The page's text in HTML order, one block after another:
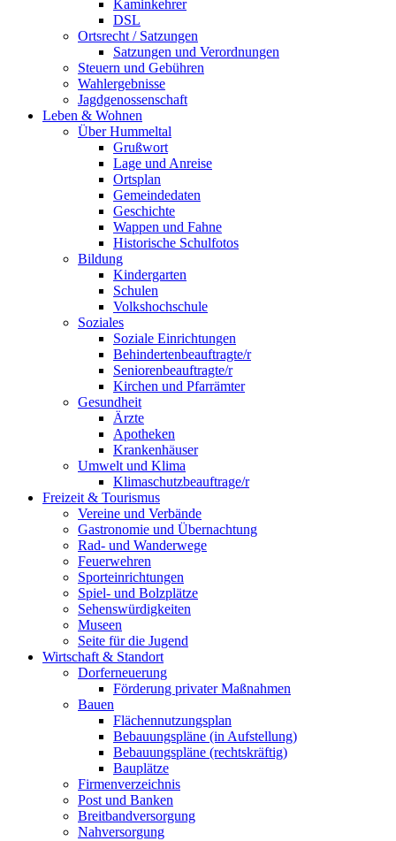
Kaminkehrer
DSL
Ortsrecht / Satzungen
Satzungen und Verordnungen
Steuern und Gebühren
Wahlergebnisse
Jagdgenossenschaft
Leben & Wohnen
Über Hummeltal
Grußwort
Lage und Anreise
Ortsplan
Gemeindedaten
Geschichte
Wappen und Fahne
Historische Schulfotos
Bildung
Kindergarten
Schulen
Volkshochschule
Soziales
Soziale Einrichtungen
Behindertenbeauftragte/r
Seniorenbeauftragte/r
Kirchen und Pfarrämter
Gesundheit
Ärzte
Apotheken
Krankenhäuser
Umwelt und Klima
Klimaschutzbeauftrage/r
Freizeit & Tourismus
Vereine und Verbände
Gastronomie und Übernachtung
Rad- und Wanderwege
Feuerwehren
Sporteinrichtungen
Spiel- und Bolzplätze
Sehenswürdigkeiten
Museen
Seite für die Jugend
Wirtschaft & Standort
Dorferneuerung
Förderung privater Maßnahmen
Bauen
Flächennutzungsplan
Bebauungspläne (in Aufstellung)
Bebauungspläne (rechtskräftig)
Bauplätze
Firmenverzeichnis
Post und Banken
Breitbandversorgung
Nahversorgung